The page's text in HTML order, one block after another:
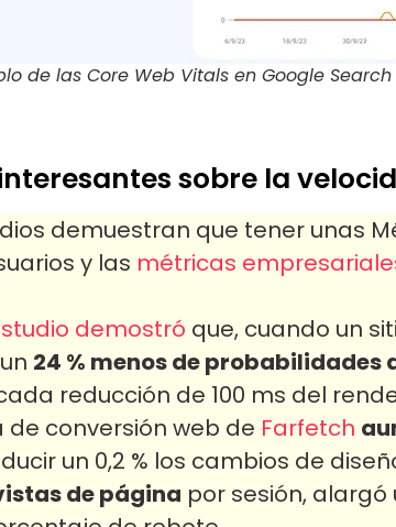
de las Core Web Vitals en Google
sobre la
demuestran que tener unas
y las métricas
demostró que, cuando un
24 % menos de
reducción de 100 ms del
de conversión web de Farfetch
un 0,2 % los cambios de
de página por sesión, alargó